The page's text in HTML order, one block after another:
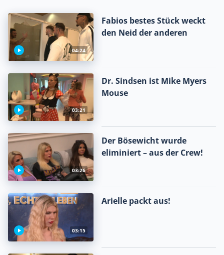
04:24
Fabios bestes Stück weckt
den Neid der anderen
03:21
Dr. Sindsen ist Mike Myers
Mouse
03:26
Der Bösewicht wurde
eliminiert – aus der Crew!
03:15
Arielle packt aus!